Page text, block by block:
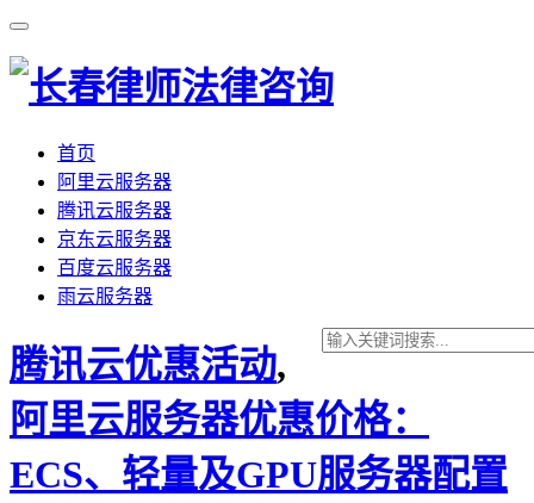
首页
阿里云服务器
腾讯云服务器
京东云服务器
百度云服务器
雨云服务器
腾讯云优惠活动,
阿里云服务器优惠价格：
ECS、轻量及GPU服务器配置